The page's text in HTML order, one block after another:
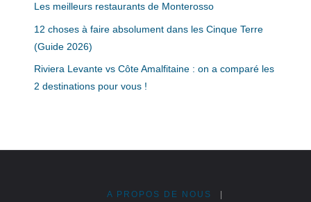
Les meilleurs restaurants de Monterosso
12 choses à faire absolument dans les Cinque Terre
(Guide 2026)
Riviera Levante vs Côte Amalfitaine : on a comparé les
2 destinations pour vous !
A PROPOS DE NOUS